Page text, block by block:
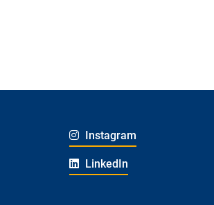
Instagram
LinkedIn